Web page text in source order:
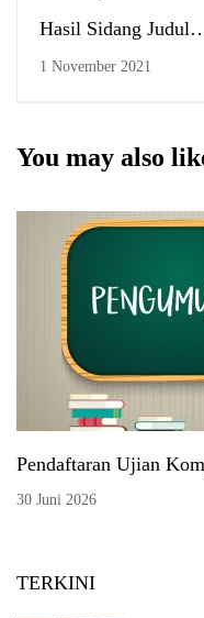
Hasil Sidang Judul
Proposal Skripsi per
1 November 2021
You may also
Pendaftaran Ujian
30 Juni 2026
TERKINI